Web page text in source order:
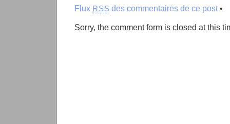
Flux RSS des commentaires de ce post•
Sorry, the comment form is closed at this